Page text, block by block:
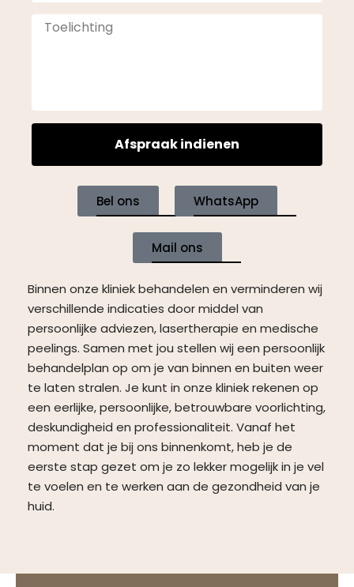
Afspraak indienen
Bel ons WhatsApp
Mail ons
Binnen onze kliniek behandelen en verminderen wij
verschillende indicaties door middel van
persoonlijke adviezen, lasertherapie en medische
peelings. Samen met jou stellen wij een persoonlijk
behandelplan op om je van binnen en buiten weer
te laten stralen. Je kunt in onze kliniek rekenen op
een eerlijke, persoonlijke, betrouwbare voorlichting,
deskundigheid en professionaliteit. Vanaf het
moment dat je bij ons binnenkomt, heb je de
eerste stap gezet om je zo lekker mogelijk in je vel
te voelen en te werken aan de gezondheid van je
huid.